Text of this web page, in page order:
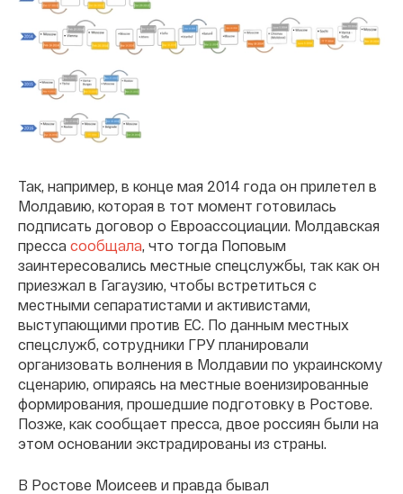
Так, например, в конце мая 2014 года он прилетел в
Молдавию, которая в тот момент готовилась
подписать договор о Евроассоциации. Молдавская
пресса сообщала, что тогда Поповым
заинтересовались местные спецслужбы, так как он
приезжал в Гагаузию, чтобы встретиться с
местными сепаратистами и активистами,
выступающими против ЕС. По данным местных
спецслужб, сотрудники ГРУ планировали
организовать волнения в Молдавии по украинскому
сценарию, опираясь на местные военизированные
формирования, прошедшие подготовку в Ростове.
Позже, как сообщает пресса, двое россиян были на
этом основании экстрадированы из страны.
В Ростове Моисеев и правда бывал